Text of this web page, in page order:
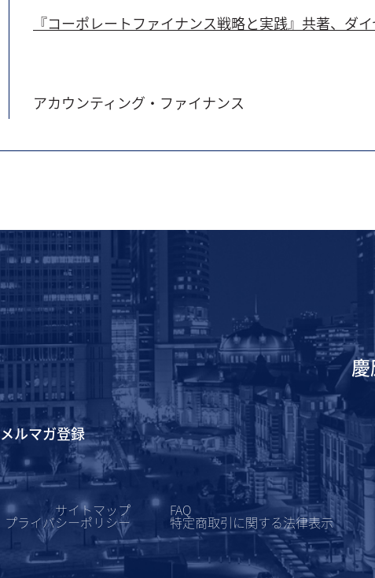
『コーポレートファイナンス戦略と実践』共著、ダ
アカウンティング・ファイナンス
メルマガ登録
サイトマップ FAQ
プライバシーポリシー 特定商取引に関する法律表示